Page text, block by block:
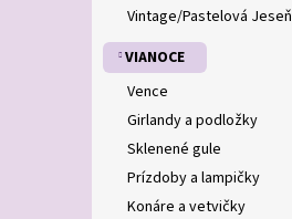
Vintage/Pastelová Jeseň
VIANOCE
Vence
Girlandy a podložky
Sklenené gule
Prízdoby a lampičky
Konáre a vetvičky